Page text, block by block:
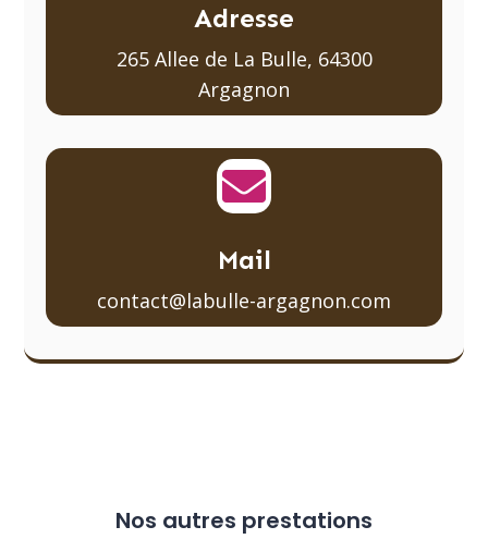
Adresse
265 Allee de La Bulle, 64300
Argagnon

Mail
contact@labulle-argagnon.com
Nos autres prestations